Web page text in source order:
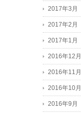
2017年3月
2017年2月
2017年1月
2016年12月
2016年11月
2016年10月
2016年9月